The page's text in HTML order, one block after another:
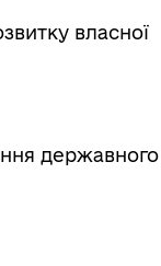
власної
державного